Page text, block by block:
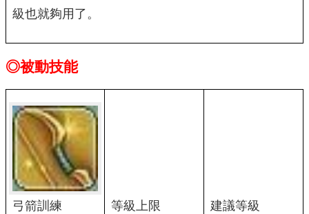
級也就夠用了。
◎被動技能
弓箭訓練 等級上限 建議等級